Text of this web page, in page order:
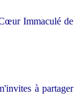
Immaculé de
à partager